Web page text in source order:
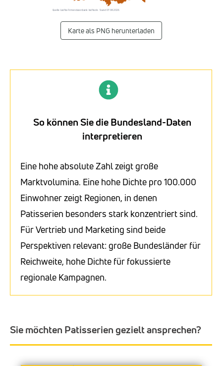
Quelle: Listflix-Firmendatenbank · listflix.de · Stand 07.08.2026
Karte als PNG herunterladen
So können Sie die Bundesland-Daten
interpretieren
Eine hohe absolute Zahl zeigt große
Marktvolumina. Eine hohe Dichte pro 100.000
Einwohner zeigt Regionen, in denen
Patisserien besonders stark konzentriert sind.
Für Vertrieb und Marketing sind beide
Perspektiven relevant: große Bundesländer für
Reichweite, hohe Dichte für fokussierte
regionale Kampagnen.
Sie möchten Patisserien gezielt ansprechen?